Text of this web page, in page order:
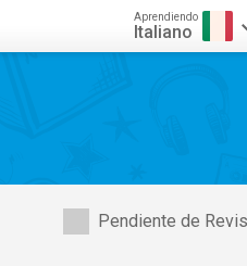
Aprendiendo
Italiano
Pendiente de